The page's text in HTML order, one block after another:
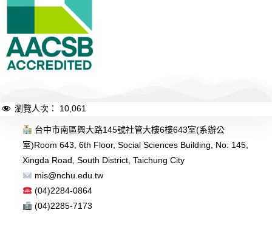
瀏覽人次： 10,061
台中市南區興大路145號社管大樓6樓643室(系辦公
室)Room 643, 6th Floor, Social Sciences Building, No. 145,
Xingda Road, South District, Taichung City
mis@nchu.edu.tw
(04)2284-0864
(04)2285-7173